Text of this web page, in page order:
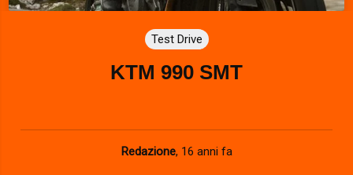
Test Drive
KTM 990 SMT
Redazione, 16 anni fa